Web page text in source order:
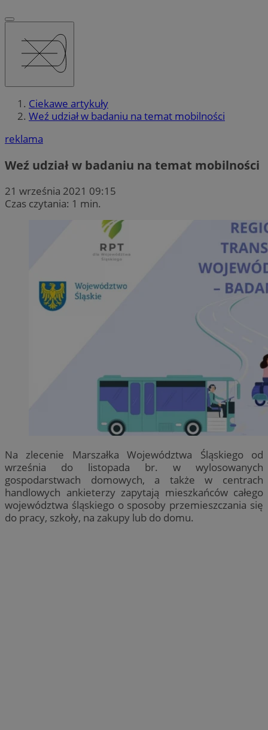
Ciekawe artykuły
Weź udział w badaniu na temat mobilności
reklama
Weź udział w badaniu na temat mobilności
21 września 2021 09:15
Czas czytania: 1 min.
Na zlecenie Marszałka Województwa Śląskiego od
września do listopada br. w wylosowanych
gospodarstwach domowych, a także w centrach
handlowych ankieterzy zapytają mieszkańców całego
województwa śląskiego o sposoby przemieszczania się
do pracy, szkoły, na zakupy lub do domu.